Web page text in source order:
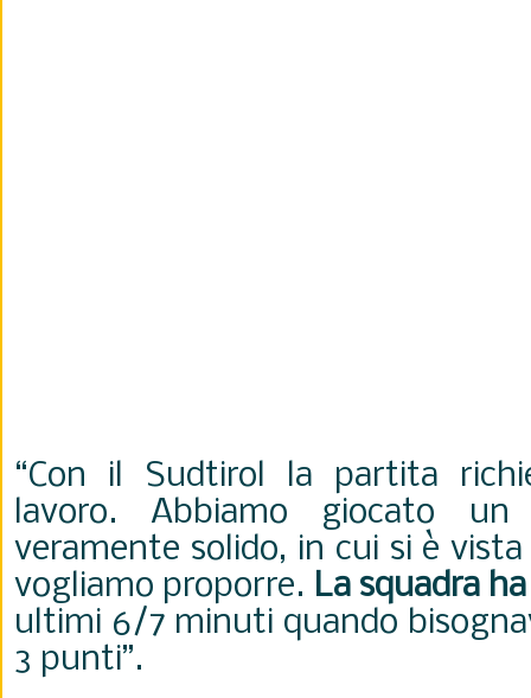
“Con il Sudtirol la partita
lavoro. Abbiamo giocato un
veramente solido, in cui si è vista
vogliamo proporre. La squadra
ultimi 6/7 minuti quando
3 punti”.